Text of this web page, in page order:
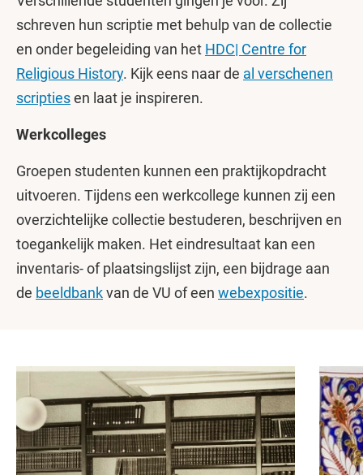
schreven hun scriptie met behulp van de collectie
en onder begeleiding van het HDC| Centre for
Religious History. Kijk eens naar de al verschenen
scriptiesen laat je inspireren.
Werkcolleges
Groepen studenten kunnen een praktijkopdracht
uitvoeren. Tijdens een werkcollege kunnen zij een
overzichtelijke collectie bestuderen, beschrijven en
toegankelijk maken. Het eindresultaat kan een
inventaris- of plaatsingslijst zijn, een bijdrage aan
de beeldbankvan de VU of een webexpositie.